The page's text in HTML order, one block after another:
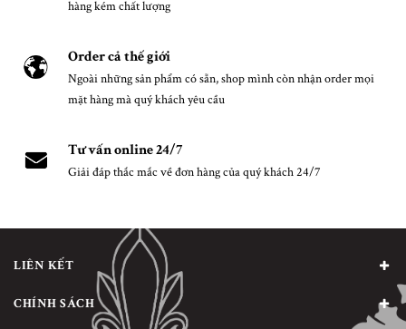
hàng kém chất lượng
Order cả thế giới
Ngoài những sản phẩm có sẵn, shop mình còn nhận order mọi
mặt hàng mà quý khách yêu cầu
Tư vấn online 24/7
Giải đáp thắc mắc về đơn hàng của quý khách 24/7
LIÊN KẾT
CHÍNH SÁCH